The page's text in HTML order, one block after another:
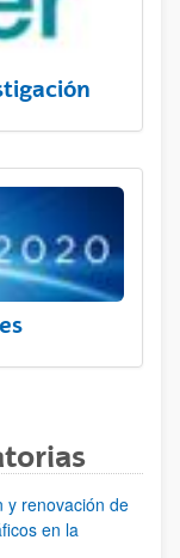
y renovación de
en la